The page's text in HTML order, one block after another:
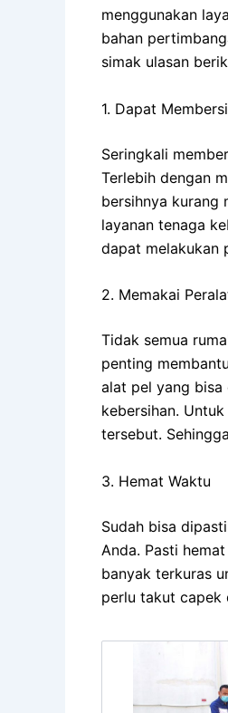
menggunakan
bahan
simak ulasan
1. Dapat
Seringkali
Terlebih dengan
bersihnya kurang
layanan tenaga
dapat melakukan
2. Memakai
Tidak semua
penting
alat pel yang bisa
kebersihan.
tersebut.
3. Hemat Waktu
Sudah bisa
Anda. Pasti
banyak terkuras
perlu takut capek